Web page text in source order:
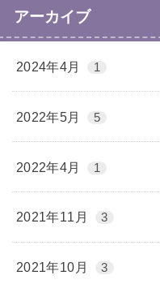
アーカイブ
2024年4月 1
2022年5月 5
2022年4月 1
2021年11月 3
2021年10月 3